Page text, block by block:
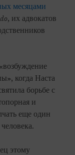
месяцами
, их адвокатов
когда Наста
борьбе с
и
еще один
этому